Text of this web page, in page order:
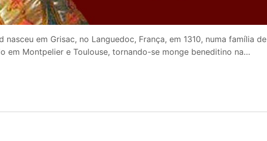
nasceu em Grisac, no Languedoc, França, em 1310, numa família de
em Montpelier e Toulouse, tornando-se monge beneditino na…